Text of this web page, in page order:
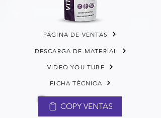
PÁGINA DE VENTAS
DESCARGA DE MATERIAL
VIDEO YOU TUBE
FICHA TÉCNICA
COPY VENTAS